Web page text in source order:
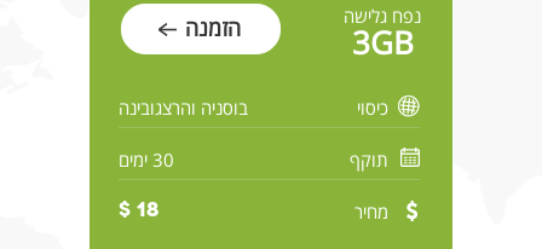
נפח גלישה
3GB הזמנה
כיסוי בוסניה והרצגובינה
תוקף 30 ימים
מחיר 18 $